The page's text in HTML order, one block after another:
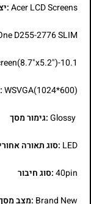
Acer LCD Screens
D255-2776 SLIM
10.1-inch WideScreen(8.7"x5.2")
WSVGA(1024*600)
Glossy:גימור מסך
LED :סוג תאורה
40pin:סוג חיבור
Brand New :מצב